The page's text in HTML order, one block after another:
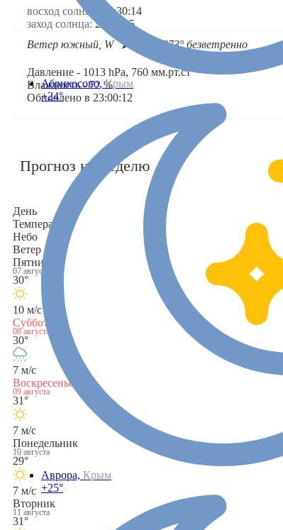
Абрикосово,Крым
+24°
Аврора, Крым
+25°
восход солнца:
05:30:14
заход солнца:20:02:25
Ветер южный, W ➤ 1 м/с, 273°,безветренно
Давление - 1013 hPa, 760 мм.рт.ст
Влажность - 72 %
Обновлено в 23:00:12
Прогноз на неделю
День
Температура
Небо
Ветер
Пятница
07 августа
30°
10 м/с
Суббота
08 августа
30°
7 м/с
Воскресенье
09 августа
31°
7 м/с
Понедельник
10 августа
29°
7 м/с
Вторник
11 августа
31°